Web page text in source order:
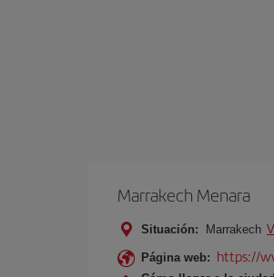
Marrakech Menara
Situación: Marrakech
Página web: https://